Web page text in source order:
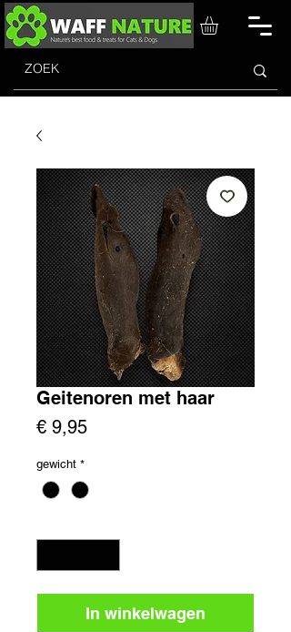
Geitenoren met haar
€ 9,95Prijs
gewicht *
In winkelwagen